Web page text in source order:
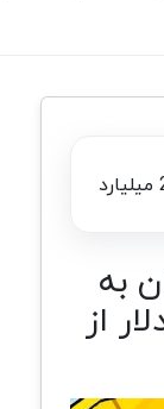
متهم شدن دو کووان به دریافت 2.7 میلیارد
به
دلار از